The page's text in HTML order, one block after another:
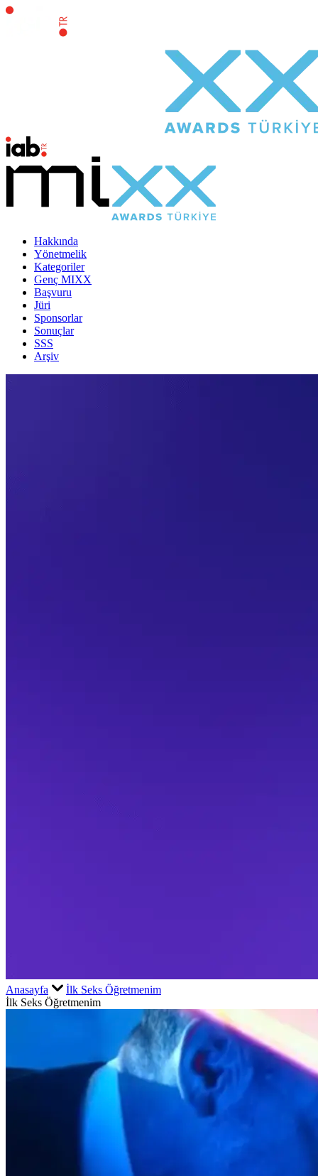
Hakkında
Yönetmelik
Kategoriler
Genç MIXX
Başvuru
Jüri
Sponsorlar
Sonuçlar
SSS
Arşiv
Anasayfa
İlk Seks Öğretmenim
İlk Seks Öğretmenim